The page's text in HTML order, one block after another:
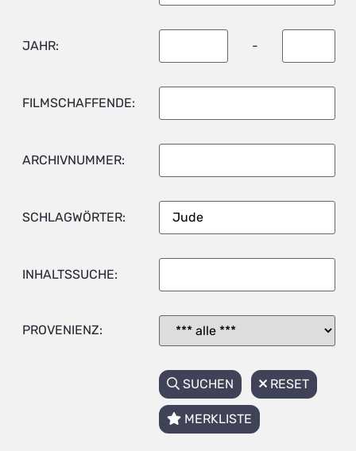
JAHR: -
FILMSCHAFFENDE:
ARCHIVNUMMER:
SCHLAGWÖRTER:
INHALTSSUCHE:
PROVENIENZ:
SUCHEN RESET
MERKLISTE